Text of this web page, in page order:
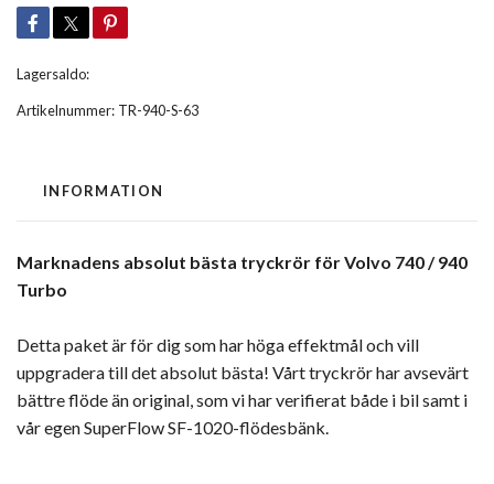
Lagersaldo:
Artikelnummer: TR-940-S-63
INFORMATION
Marknadens absolut bästa tryckrör för Volvo 740 / 940
Turbo
Detta paket är för dig som har höga effektmål och vill
uppgradera till det absolut bästa! Vårt tryckrör har avsevärt
bättre flöde än original, som vi har verifierat både i bil samt i
vår egen SuperFlow SF-1020-flödesbänk.